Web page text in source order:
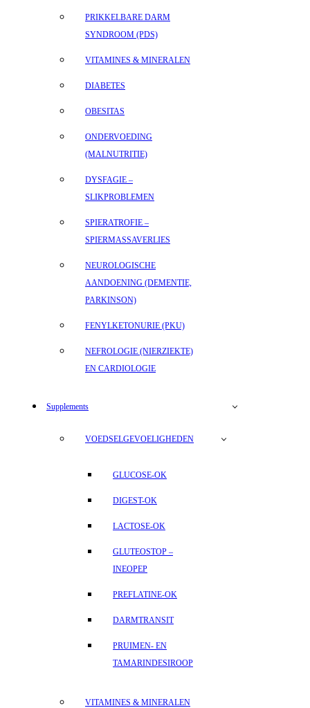
PRIKKELBARE DARM
SYNDROOM (PDS)
VITAMINES & MINERALEN
DIABETES
OBESITAS
ONDERVOEDING
(MALNUTRITIE)
DYSFAGIE –
SLIKPROBLEMEN
SPIERATROFIE –
SPIERMASSAVERLIES
NEUROLOGISCHE
AANDOENING (DEMENTIE,
PARKINSON)
FENYLKETONURIE (PKU)
NEFROLOGIE (NIERZIEKTE)
EN CARDIOLOGIE
Supplements
VOEDSELGEVOELIGHEDEN
GLUCOSE-OK
DIGEST-OK
LACTOSE-OK
GLUTEOSTOP –
INEOPEP
PREFLATINE-OK
DARMTRANSIT
PRUIMEN- EN
TAMARINDESIROOP
VITAMINES & MINERALEN